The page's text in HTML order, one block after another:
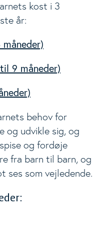
kost i 3
år:
9 måneder)
behov for
og udvikle sig, og
og fordøje
fra barn til barn, og
ses som vejledende.